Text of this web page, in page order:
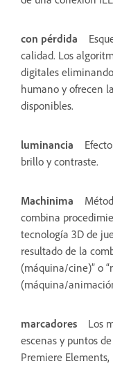
con pérdida
calidad. Los
digitales
humano y ofrecen
disponibles.
luminancia
brillo y contraste.
Machinima
combina
tecnología 3D de
resultado de la
(máquina/cine)” o
(máquina/
marcadores
Los
escenas y puntos
Premiere